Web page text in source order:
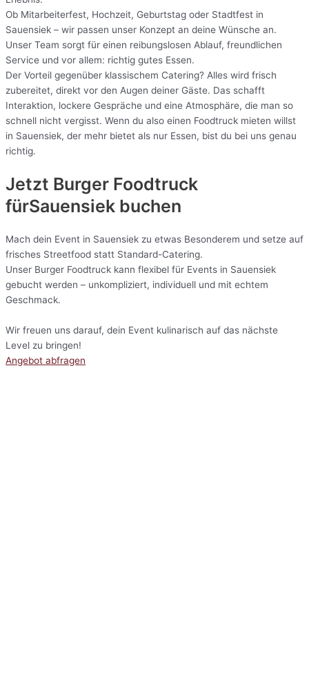
Ob Mitarbeiterfest, Hochzeit, Geburtstag oder Stadtfest in
Sauensiek – wir passen unser Konzept an deine Wünsche an.
Unser Team sorgt für einen reibungslosen Ablauf, freundlichen
Service und vor allem: richtig gutes Essen.
Der Vorteil gegenüber klassischem Catering? Alles wird frisch
zubereitet, direkt vor den Augen deiner Gäste. Das schafft
Interaktion, lockere Gespräche und eine Atmosphäre, die man so
schnell nicht vergisst. Wenn du also einen Foodtruck mieten willst
in Sauensiek, der mehr bietet als nur Essen, bist du bei uns genau
richtig.
Jetzt Burger Foodtruck
fürSauensiek buchen
Mach dein Event in Sauensiek zu etwas Besonderem und setze auf
frisches Streetfood statt Standard-Catering.
Unser Burger Foodtruck kann flexibel für Events in Sauensiek
gebucht werden – unkompliziert, individuell und mit echtem
Geschmack.
Wir freuen uns darauf, dein Event kulinarisch auf das nächste
Level zu bringen!
Angebot abfragen